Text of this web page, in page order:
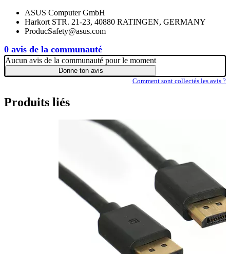
0 avis de la communauté
ASUS Computer GmbH
Harkort STR. 21-23, 40880 RATINGEN, GERMANY
ProducSafety@asus.com
Aucun avis de la communauté pour le moment
Donne ton avis
Comment sont collectés les avis ?
Produits liés